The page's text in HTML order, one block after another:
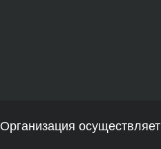
Организация